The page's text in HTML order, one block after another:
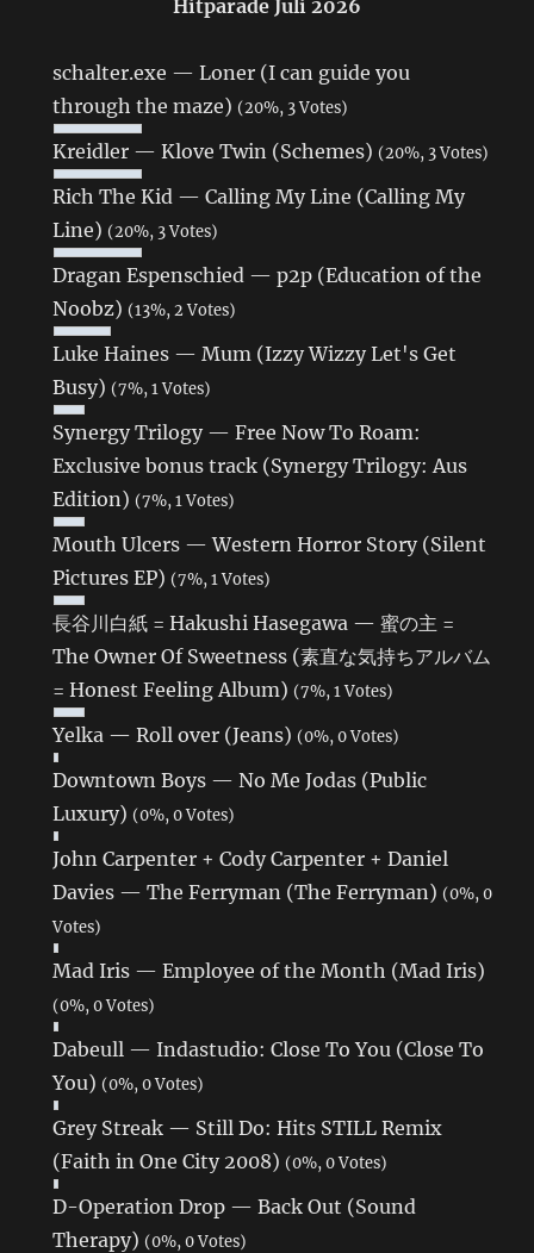
Hitparade Juli 2026
schalter.exe — Loner (I can guide you
through the maze) (20%, 3 Votes)
Kreidler — Klove Twin (Schemes) (20%, 3 Votes)
Rich The Kid — Calling My Line (Calling My
Line) (20%, 3 Votes)
Dragan Espenschied — p2p (Education of the
Noobz) (13%, 2 Votes)
Luke Haines — Mum (Izzy Wizzy Let's Get
Busy) (7%, 1 Votes)
Synergy Trilogy — Free Now To Roam:
Exclusive bonus track (Synergy Trilogy: Aus
Edition) (7%, 1 Votes)
Mouth Ulcers — Western Horror Story (Silent
Pictures EP) (7%, 1 Votes)
長谷川白紙 = Hakushi Hasegawa — 蜜の主 =
The Owner Of Sweetness (素直な気持ちアルバム
= Honest Feeling Album) (7%, 1 Votes)
Yelka — Roll over (Jeans) (0%, 0 Votes)
Downtown Boys — No Me Jodas (Public
Luxury) (0%, 0 Votes)
John Carpenter + Cody Carpenter + Daniel
Davies — The Ferryman (The Ferryman) (0%, 0
Votes)
Mad Iris — Employee of the Month (Mad Iris)
(0%, 0 Votes)
Dabeull — Indastudio: Close To You (Close To
You) (0%, 0 Votes)
Grey Streak — Still Do: Hits STILL Remix
(Faith in One City 2008) (0%, 0 Votes)
D-Operation Drop — Back Out (Sound
Therapy) (0%, 0 Votes)